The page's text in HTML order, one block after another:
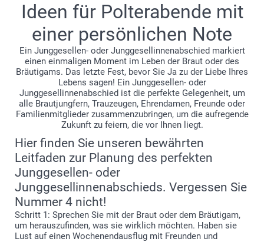
Ideen für Polterabende mit
einer persönlichen Note
Ein Junggesellen- oder Junggesellinnenabschied markiert
einen einmaligen Moment im Leben der Braut oder des
Bräutigams. Das letzte Fest, bevor Sie Ja zu der Liebe Ihres
Lebens sagen! Ein Junggesellen- oder
Junggesellinnenabschied ist die perfekte Gelegenheit, um
alle Brautjungfern, Trauzeugen, Ehrendamen, Freunde oder
Familienmitglieder zusammenzubringen, um die aufregende
Zukunft zu feiern, die vor Ihnen liegt.
Hier finden Sie unseren bewährten
Leitfaden zur Planung des perfekten
Junggesellen- oder
Junggesellinnenabschieds. Vergessen Sie
Nummer 4 nicht!
Schritt 1: Sprechen Sie mit der Braut oder dem Bräutigam,
um herauszufinden, was sie wirklich möchten. Haben sie
Lust auf einen Wochenendausflug mit Freunden und